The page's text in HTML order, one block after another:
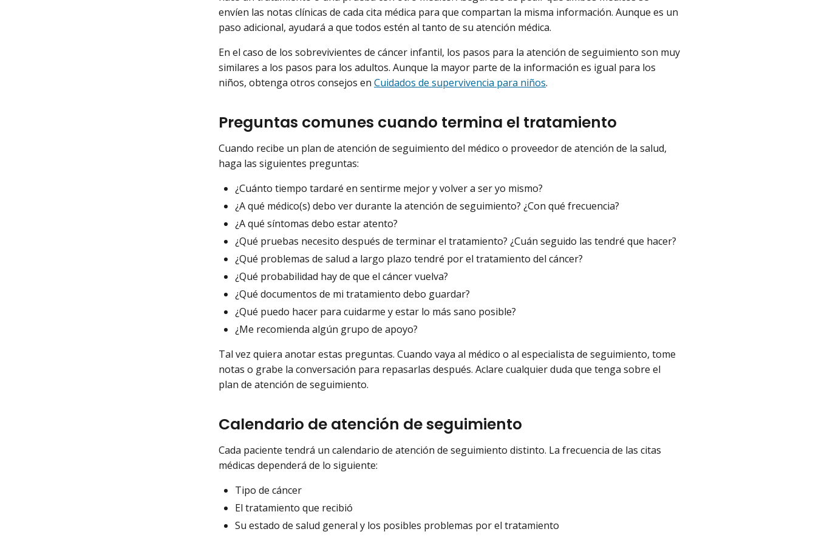
envíen las notas clínicas de cada cita médica para que compartan la misma información. Aunque es un
paso adicional, ayudará a que todos estén al tanto de su atención médica.
En el caso de los sobrevivientes de cáncer infantil, los pasos para la atención de seguimiento son muy
similares a los pasos para los adultos. Aunque la mayor parte de la información es igual para los
niños, obtenga otros consejos en Cuidados de supervivencia para niños.
Preguntas comunes cuando termina el tratamiento
Cuando recibe un plan de atención de seguimiento del médico o proveedor de atención de la salud,
haga las siguientes preguntas:
¿Cuánto tiempo tardaré en sentirme mejor y volver a ser yo mismo?
¿A qué médico(s) debo ver durante la atención de seguimiento? ¿Con qué frecuencia?
¿A qué síntomas debo estar atento?
¿Qué pruebas necesito después de terminar el tratamiento? ¿Cuán seguido las tendré que hacer?
¿Qué problemas de salud a largo plazo tendré por el tratamiento del cáncer?
¿Qué probabilidad hay de que el cáncer vuelva?
¿Qué documentos de mi tratamiento debo guardar?
¿Qué puedo hacer para cuidarme y estar lo más sano posible?
¿Me recomienda algún grupo de apoyo?
Tal vez quiera anotar estas preguntas. Cuando vaya al médico o al especialista de seguimiento, tome
notas o grabe la conversación para repasarlas después. Aclare cualquier duda que tenga sobre el
plan de atención de seguimiento.
Calendario de atención de seguimiento
Cada paciente tendrá un calendario de atención de seguimiento distinto. La frecuencia de las citas
médicas dependerá de lo siguiente:
Tipo de cáncer
El tratamiento que recibió
Su estado de salud general y los posibles problemas por el tratamiento